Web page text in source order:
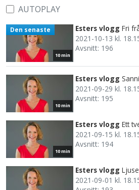
AUTOPLAY
10 min
Den senaste Esters vlogg Fri
2021-10-13 kl.
Avsnitt: 196
10 min
Esters vlogg
2021-09-29 kl.
Avsnitt: 195
10 min
Esters vlogg Ett
2021-09-15 kl.
Avsnitt: 194
Esters vlogg
2021-09-01 kl.